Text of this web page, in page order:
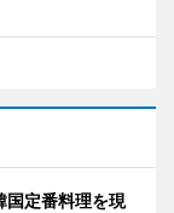
定番料理を現